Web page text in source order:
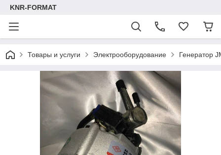
KNR-FORMAT
Товары и услуги Электрооборудование Генератор